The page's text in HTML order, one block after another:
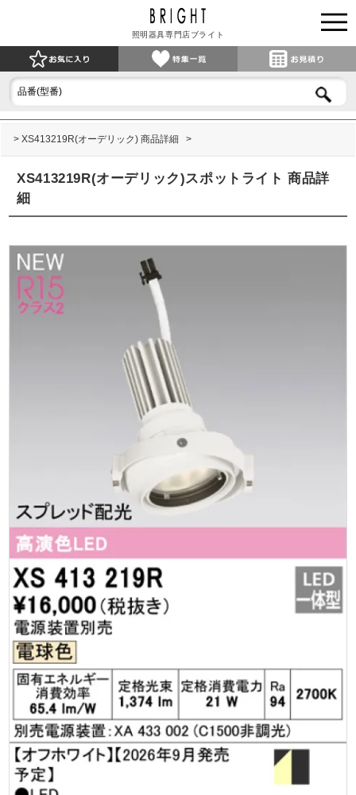
照明器具専門店ブライト
XS413219R(オーデリック) 商品詳細
XS413219R(オーデリック)スポットライト 商品詳
細